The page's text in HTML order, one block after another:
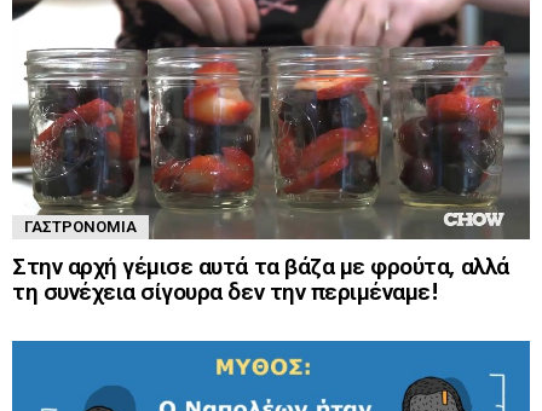
ΓΑΣΤΡΟΝΟΜΊΑ
Στην αρχή γέμισε αυτά τα βάζα με φρούτα, αλλά
τη συνέχεια σίγουρα δεν την περιμέναμε!